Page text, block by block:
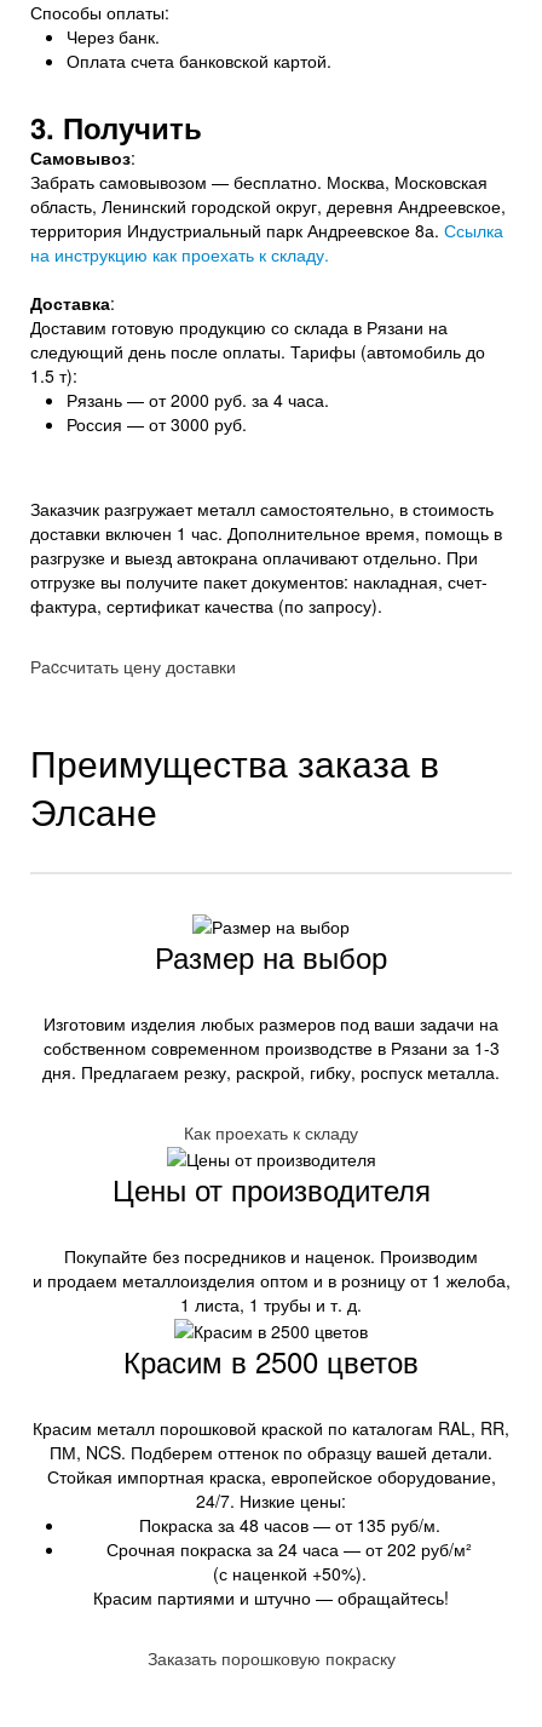
Способы оплаты:
Через банк.
Оплата счета банковской картой.
3. Получить
Самовывоз:
Забрать самовывозом — бесплатно. Москва, Московская
область, Ленинский городской округ, деревня Андреевское,
территория Индустриальный парк Андреевское 8а. Ссылка
на инструкцию как проехать к складу.
Доставка:
Доставим готовую продукцию со склада в Рязани на
следующий день после оплаты. Тарифы (автомобиль до
1.5 т):
Рязань — от 2000 руб. за 4 часа.
Россия — от 3000 руб.
Заказчик разгружает металл самостоятельно, в стоимость
доставки включен 1 час. Дополнительное время, помощь в
разгрузке и выезд автокрана оплачивают отдельно. При
отгрузке вы получите пакет документов: накладная, счет-
фактура, сертификат качества (по запросу).
Раcсчитать цену доставки
Преимущества заказа в
Элсане
Размер на выбор
Изготовим изделия любых размеров под ваши задачи на
собственном современном производстве в Рязани за 1-3
дня. Предлагаем резку, раскрой, гибку, роспуск металла.
Как проехать к складу
Цены от производителя
Покупайте без посредников и наценок. Производим
и продаем металлоизделия оптом и в розницу от 1 желоба,
1 листа, 1 трубы и т. д.
Красим в 2500 цветов
Красим металл порошковой краской по каталогам RAL, RR,
ПМ, NCS. Подберем оттенок по образцу вашей детали.
Стойкая импортная краска, европейское оборудование,
24/7. Низкие цены:
Покраска за 48 часов — от 135 руб/м.
Срочная покраска за 24 часа — от 202 руб/м²
(с наценкой +50%).
Красим партиями и штучно — обращайтесь!
Заказать порошковую покраску